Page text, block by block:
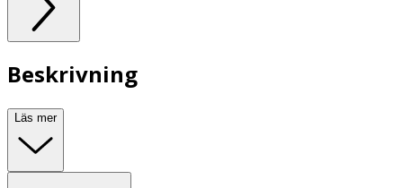
Beskrivning
Läs mer